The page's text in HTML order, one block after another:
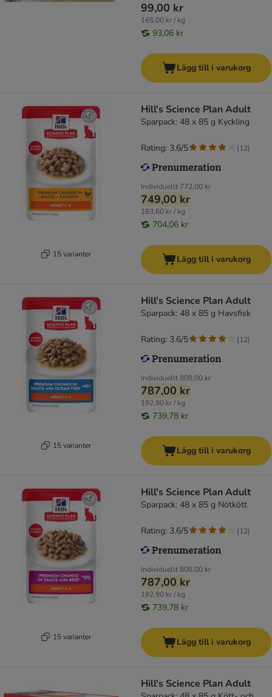
99,00 kr
165,00 kr / kg
93,06 kr
Lägg till i varukorg
15 varianter
Hill's Science Plan Adult
Sparpack: 48 x 85 g Kyckling
Individuellt 772,00 kr
749,00 kr
183,60 kr / kg
704,06 kr
Rating: 3.6/5 (12)
Lägg till i varukorg
15 varianter
Hill's Science Plan Adult
Sparpack: 48 x 85 g Havsfisk
Individuellt808,00 kr
787,00 kr
192,90 kr / kg
739,78 kr
Rating: 3.6/5 (12)
Lägg till i varukorg
15 varianter
Hill's Science Plan Adult
Sparpack: 48 x 85 g Nötkött
Individuellt808,00 kr
787,00 kr
192,90 kr / kg
739,78 kr
Rating: 3.6/5 (12)
Lägg till i varukorg
Hill's Science Plan Adult